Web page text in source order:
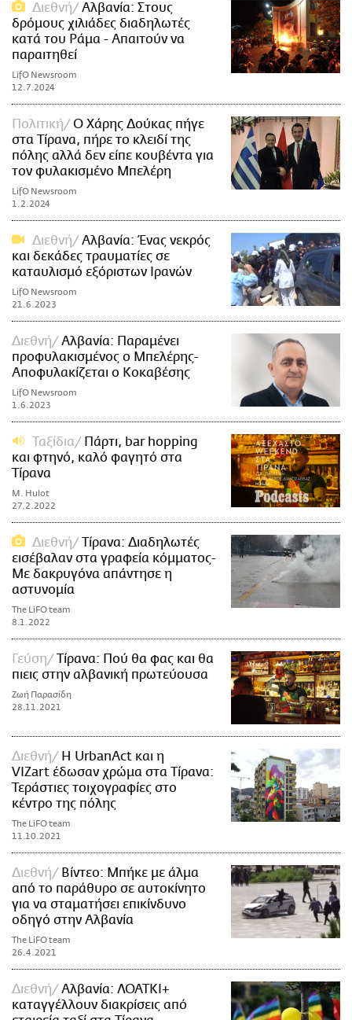
Διεθνή
Αλβανία: Στους
δρόμους χιλιάδες διαδηλωτές
κατά του Ράμα - Απαιτούν να
παραιτηθεί
LifO Newsroom
12.7.2024
Πολιτική
Ο Χάρης Δούκας πήγε
στα Τίρανα, πήρε το κλειδί της
πόλης αλλά δεν είπε κουβέντα για
τον φυλακισμένο Μπελέρη
LifO Newsroom
1.2.2024
Διεθνή
Αλβανία: Ένας νεκρός
και δεκάδες τραυματίες σε
καταυλισμό εξόριστων Ιρανών
LifO Newsroom
21.6.2023
Διεθνή
Αλβανία: Παραμένει
προφυλακισμένος ο Μπελέρης-
Αποφυλακίζεται ο Κοκαβέσης
LifO Newsroom
1.6.2023
Ταξίδια
Πάρτι, bar hopping
και φτηνό, καλό φαγητό στα
Τίρανα
M. Hulot
27.2.2022
Διεθνή
Τίρανα: Διαδηλωτές
εισέβαλαν στα γραφεία κόμματος-
Με δακρυγόνα απάντησε η
αστυνομία
The LiFO team
8.1.2022
Γεύση
Τίρανα: Πού θα φας και θα
πιεις στην αλβανική πρωτεύουσα
Ζωή Παρασίδη
28.11.2021
Διεθνή
H UrbanAct και η
VIZart έδωσαν χρώμα στα Τίρανα:
Τεράστιες τοιχογραφίες στο
κέντρο της πόλης
The LiFO team
11.10.2021
Διεθνή
Βίντεο: Μπήκε με άλμα
από το παράθυρο σε αυτοκίνητο
για να σταματήσει επικίνδυνο
οδηγό στην Αλβανία
The LiFO team
26.4.2021
Διεθνή
Αλβανία: ΛΟΑΤΚΙ+
καταγγέλλουν διακρίσεις από